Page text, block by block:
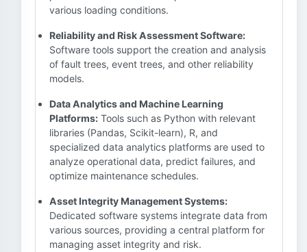
various loading conditions.
Reliability and Risk Assessment Software:
Software tools support the creation and analysis
of fault trees, event trees, and other reliability
models.
Data Analytics and Machine Learning
Platforms: Tools such as Python with relevant
libraries (Pandas, Scikit-learn), R, and
specialized data analytics platforms are used to
analyze operational data, predict failures, and
optimize maintenance schedules.
Asset Integrity Management Systems:
Dedicated software systems integrate data from
various sources, providing a central platform for
managing asset integrity and risk.